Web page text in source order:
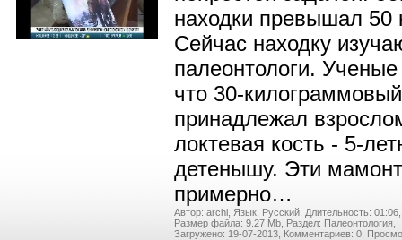
находки превышал 50
Сейчас находку
палеонтологи.
что 30-
принадлежал
локтевая кость - 5-
детенышу. Эти
примерно…
Автор: archi, Язык: Русский, Длительность: 01:06,
Размер файла: 9.27 Mb, Раздел: Палеонтология,
Загружено: 19-07-2013, Комментариев: 0,